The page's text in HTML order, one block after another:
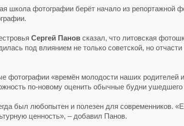
школа фотографии берёт начало из репортажной
Сергей Панов сказал, что литовская
под влиянием не только советской, но
фотографии «времён молодости наших родителей
по-новому оценить обычные будни ушедшего
был любопытен и полезен для современников.
ценность», – добавил Панов.